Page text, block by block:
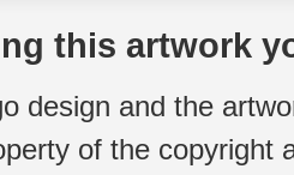
this artwork
design and the
of the copyright